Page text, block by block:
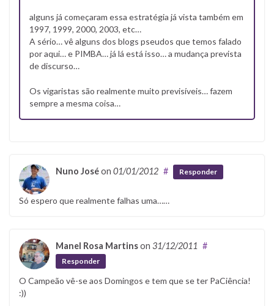
alguns já começaram essa estratégia já vista também em
1997, 1999, 2000, 2003, etc…
A sério… vê alguns dos blogs pseudos que temos falado
por aqui… e PIMBA… já lá está isso… a mudança prevista
de discurso…
Os vigaristas são realmente muito previsíveis… fazem
sempre a mesma coisa…
Nuno Joséon 01/01/2012 # Responder
Só espero que realmente falhas uma……
Manel Rosa Martinson 31/12/2011 #
Responder
O Campeão vê-se aos Domingos e tem que se ter PaCiência!
:))